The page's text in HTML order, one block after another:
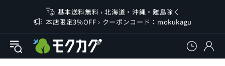
基本送料無料 › 北海道・沖縄・離島除く
本店限定3%OFF › クーポンコード：mokukagu